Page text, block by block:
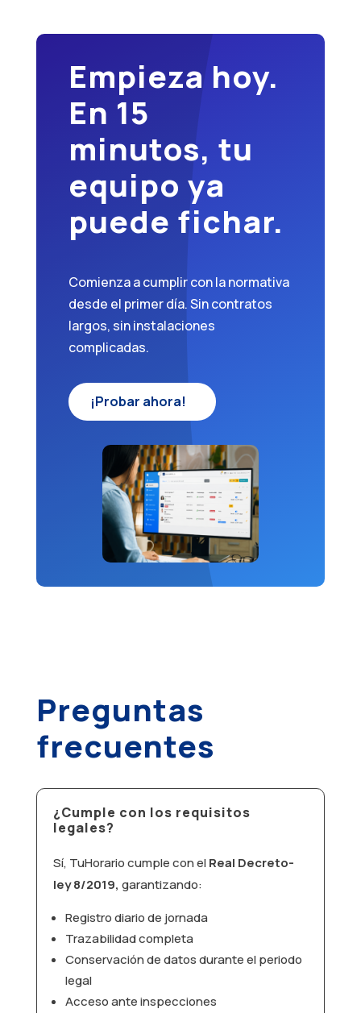
Empieza hoy.
En 15
minutos, tu
equipo ya
puede fichar.
Comienza a cumplir con la normativa
desde el primer día. Sin contratos
largos, sin instalaciones
complicadas.
¡Probar ahora!
Preguntas
frecuentes
¿Cumple con los requisitos
legales?
Sí, TuHorario cumple con elReal Decreto-
ley 8/2019, garantizando:
Registro diario de jornada
Trazabilidad completa
Conservación de datos durante el periodo
legal
Acceso ante inspecciones